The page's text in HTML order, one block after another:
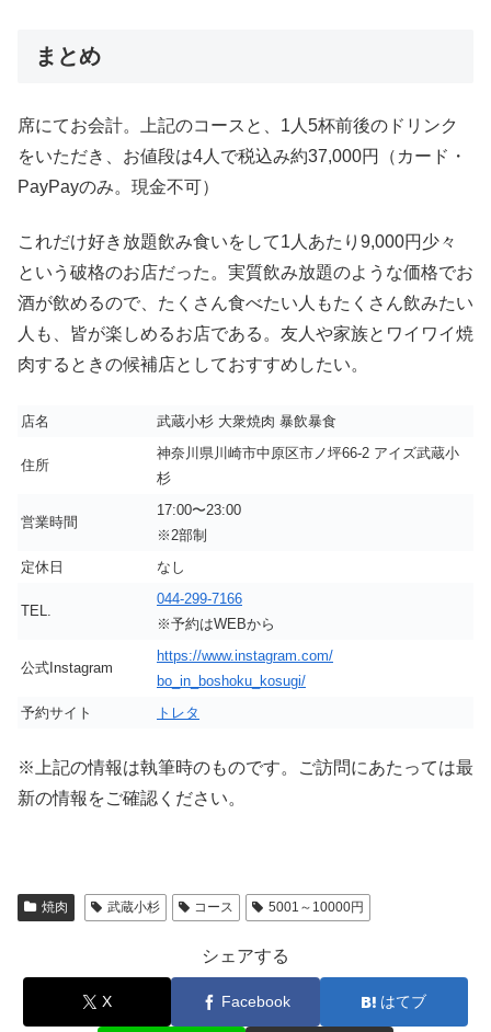
まとめ
席にてお会計。上記のコースと、1人5杯前後のドリンク
をいただき、お値段は4人で税込み約37,000円（カード・
PayPayのみ。現金不可）
これだけ好き放題飲み食いをして1人あたり9,000円少々
という破格のお店だった。実質飲み放題のような価格でお
酒が飲めるので、たくさん食べたい人もたくさん飲みたい
人も、皆が楽しめるお店である。友人や家族とワイワイ焼
肉するときの候補店としておすすめしたい。
店名 武蔵小杉 大衆焼肉 暴飲暴食
住所
神奈川県川崎市中原区市ノ坪66-2 アイズ武蔵小
杉
営業時間
17:00〜23:00
※2部制
定休日
なし
TEL.
044-299-7166
※予約はWEBから
公式Instagram
https://www.instagram.com/
bo_in_boshoku_kosugi/
予約サイト
トレタ
※上記の情報は執筆時のものです。ご訪問にあたっては最
新の情報をご確認ください。
焼肉 武蔵小杉 コース 5001～10000円
シェアする
X Facebook はてブ